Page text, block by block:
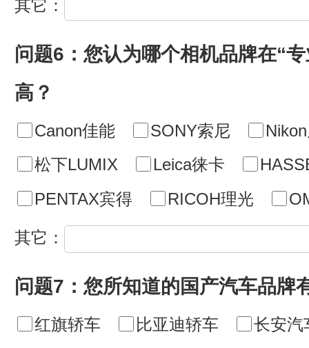
其它：
问题6：您认为哪个相机品牌在“
高？
Canon佳能 SONY索尼
松下LUMIX
Leica徕卡
PENTAX宾得
RICOH理光
其它：
问题7：您所知道的国产汽车品牌
红旗轿车 比亚迪轿车
长安汽